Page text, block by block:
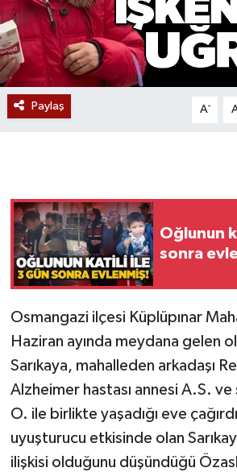
Paylaş A-
Oğlunun
sonra
Osmangazi ilçesi Küplüpınar
Haziran ayında meydana gelen
Sarıkaya, mahalleden arkadaşı
Alzheimer hastası annesi A.S.
O. ile birlikte yaşadığı eve
uyuşturucu etkisinde olan
ilişkisi olduğunu düşündüğü
Ekonomi
Genel
Gökçebey
İş ilanı
Kilimli
Kültür - Sanat
MAGAZİN
Politika
Röportaj